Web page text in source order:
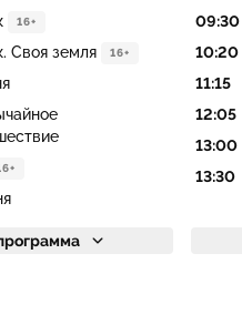
16+
Своя земля 16+
09:30
10:20
11:15
12:05
13:00
13:30